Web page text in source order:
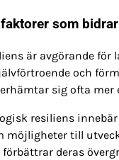
som
är avgörande
och
sig ofta
resiliens
möjligheter till
deras